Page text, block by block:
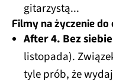
gitarzystą...
Filmy na życzenie
After 4. Bez
listopada).
tyle prób, że